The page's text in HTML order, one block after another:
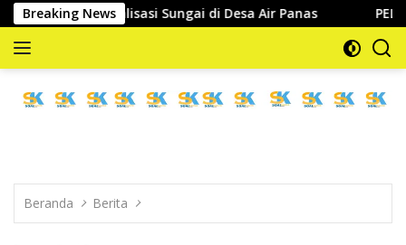
Langsung
ke
konten
Breaking NewsSungai di Desa Air Panas PELTI Parigi
mengabarkan
Beranda Berita